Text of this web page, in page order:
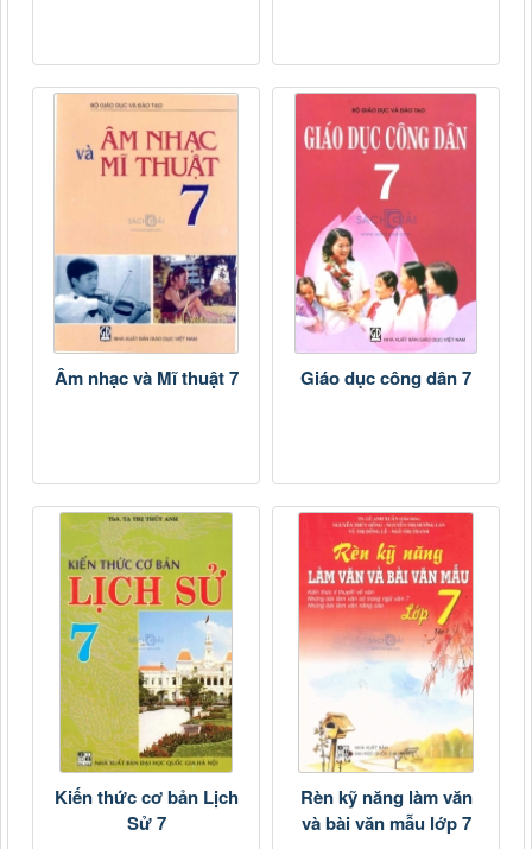
Âm nhạc và Mĩ thuật 7 Giáo dục công dân 7
Kiến thức cơ bản Lịch
Sử 7
Rèn kỹ năng làm văn
và bài văn mẫu lớp 7